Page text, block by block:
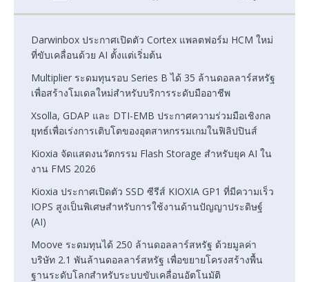
Darwinbox ประกาศเปิดตัว Cortex แพลตฟอร์ม HCM ใหม่
ที่ขับเคลื่อนด้วย AI ตั้งแต่เริ่มต้น
Multiplier ระดมทุนรอบ Series B ได้ 35 ล้านดอลลาร์สหรัฐ
เพื่อสร้างโมเดลใหม่สำหรับบริการระดับมืออาชีพ
Xsolla, GDAP และ DTI-EMB ประกาศความร่วมมือเชิงกล
ยุทธ์เพื่อเร่งการเติบโตของอุตสาหกรรมเกมในฟิลิปปินส์
Kioxia จัดแสดงนวัตกรรม Flash Storage สำหรับยุค AI ใน
งาน FMS 2026
Kioxia ประกาศเปิดตัว SSD ซีรีส์ KIOXIA GP1 ที่มีความเร็ว
IOPS สูงเป็นพิเศษสำหรับการใช้งานด้านปัญญาประดิษฐ์
(AI)
Moove ระดมทุนได้ 250 ล้านดอลลาร์สหรัฐ ด้วยมูลค่า
บริษัท 2.1 พันล้านดอลลาร์สหรัฐ เพื่อขยายโครงสร้างพื้น
ฐานระดับโลกสำหรับระบบขับเคลื่อนอัตโนมัติ